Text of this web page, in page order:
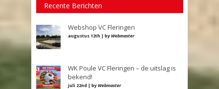
Recente Berichten
Webshop VC Fleringen
augustus 12th | byWebmaster
WK Poule VC Fleringen – de uitslag is
bekend!
juli 22nd | byWebmaster